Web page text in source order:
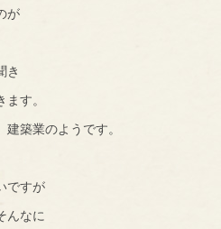
が
き
す。
築業のようです。
ですが
んなに